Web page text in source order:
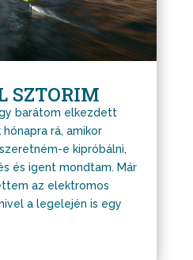
SZTORIM
barátom elkezdett
rá, amikor
e kipróbálni,
és igent mondtam. Már
az elektromos
a legelején is egy